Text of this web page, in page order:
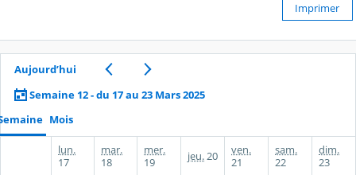
Imprimer
Aujourd’hui
Semaine 12 - du 17 au 23 Mars 2025
Mois
lun.
17
mar.
18
mer.
19
jeu. 20
ven.
21
sam.
22
dim.
23